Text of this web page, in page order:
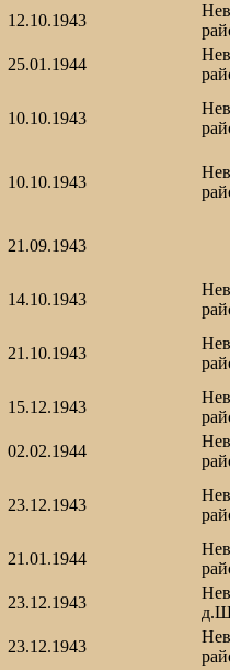
12.10.1943
25.01.1944
10.10.1943
10.10.1943
21.09.1943
14.10.1943
21.10.1943
15.12.1943
02.02.1944
23.12.1943
21.01.1944
23.12.1943
23.12.1943